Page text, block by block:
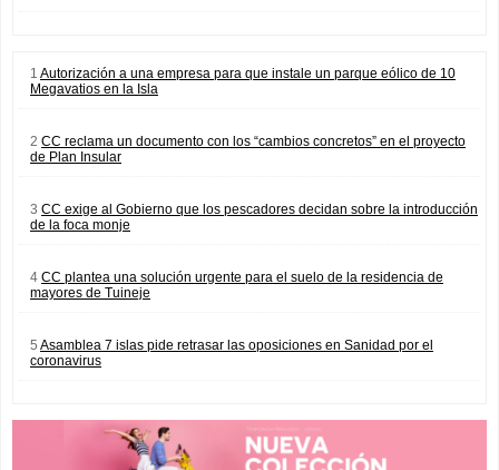
1 Autorización a una empresa para que instale un parque eólico de 10
Megavatios en la Isla
2 CC reclama un documento con los “cambios concretos” en el proyecto
de Plan Insular
3 CC exige al Gobierno que los pescadores decidan sobre la introducción
de la foca monje
4 CC plantea una solución urgente para el suelo de la residencia de
mayores de Tuineje
5 Asamblea 7 islas pide retrasar las oposiciones en Sanidad por el
coronavirus